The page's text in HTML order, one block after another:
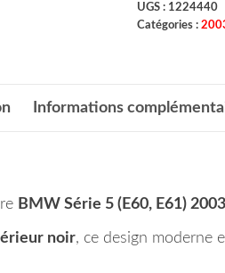
UGS : 1224440
Catégories :
Informations
BMW Série 5 (E60, E61)
noir, ce design moderne